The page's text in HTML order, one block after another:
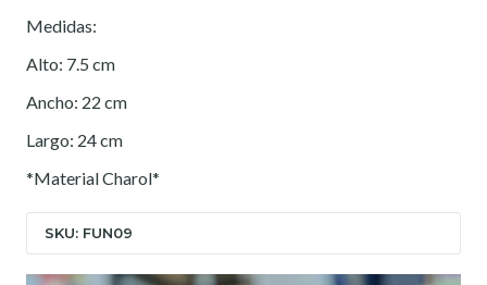
Medidas:
Alto: 7.5 cm
Ancho: 22 cm
Largo: 24 cm
*Material Charol*
SKU: FUN09